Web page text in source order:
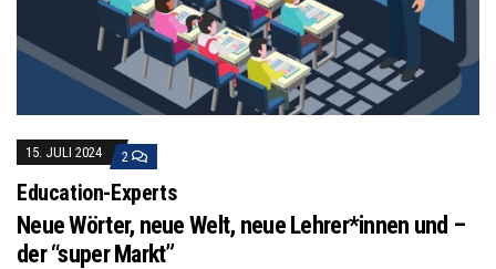
15. JULI 2024 2
Education-Experts
Neue Wörter, neue Welt, neue Lehrer*innen und –
der “super Markt”